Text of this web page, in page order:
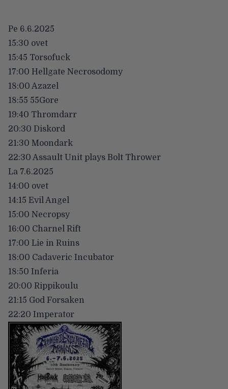
Pe 6.6.2025
15:30 ovet
15:45 Torsofuck
17:00 Hellgate Necrosodomy
18:00 Azazel
18:55 55Gore
19:40 Thromdarr
20:30 Diskord
21:30 Moondark
22:30 Assault Unit plays Bolt Thrower
La 7.6.2025
14:00 ovet
14:15 Evil Angel
15:00 Necropsy
16:00 Charnel Rift
17:00 Lie in Ruins
18:00 Cadaveric Incubator
18:50 Inferia
20:00 Rippikoulu
21:15 God Forsaken
22:20 Imperator